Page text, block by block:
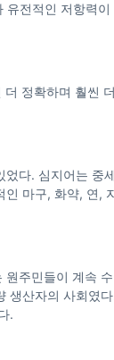
유전적인 저항력이
정확하며 훨씬
다. 심지어는 중
인 마구, 화약, 연,
주민들이 계속
생산자의 사회였
.